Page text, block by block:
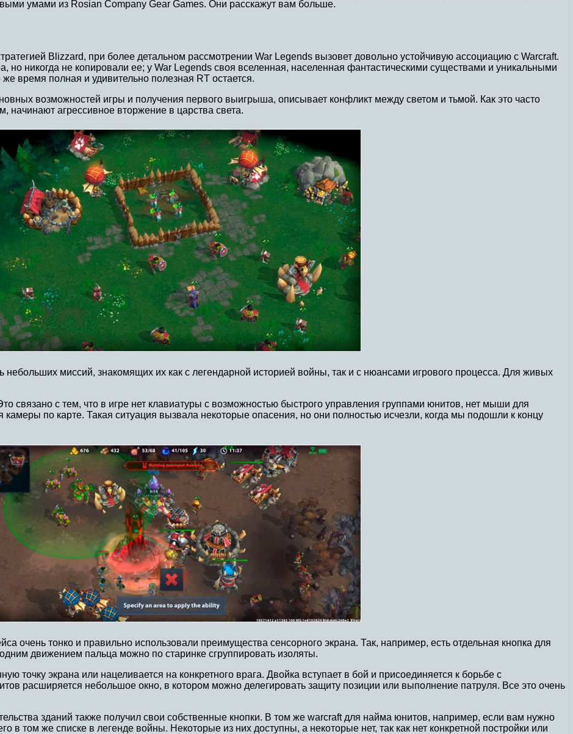
умами из Rosian Company Gear Games. Они расскажут вам больше.
Blizzard, при более детальном рассмотрении War Legends вызовет довольно устойчивую ассоциацию с Warcraft.
но никогда не копировали ее; у War Legends своя вселенная, населенная фантастическими существами и уникальными
время полная и удивительно полезная RT остается.
возможностей игры и получения первого выигрыша, описывает конфликт между светом и тьмой. Как это часто
агрессивное вторжение в царства света.
небольших миссий, знакомящих их как с легендарной историей войны, так и с нюансами игрового процесса. Для живых
связано с тем, что в игре нет клавиатуры с возможностью быстрого управления группами юнитов, нет мыши для
по карте. Такая ситуация вызвала некоторые опасения, но они полностью исчезли, когда мы подошли к концу
очень тонко и правильно использовали преимущества сенсорного экрана. Так, например, есть отдельная кнопка для
движением пальца можно по старинке сгруппировать изоляты.
точку экрана или нацеливается на конкретного врага. Двойка вступает в бой и присоединяется к борьбе с
расширяется небольшое окно, в котором можно делегировать защиту позиции или выполнение патруля. Все это очень
зданий также получил свои собственные кнопки. В том же warcraft для найма юнитов, например, если вам нужно
в том же списке в легенде войны. Некоторые из них доступны, а некоторые нет, так как нет конкретной постройки или